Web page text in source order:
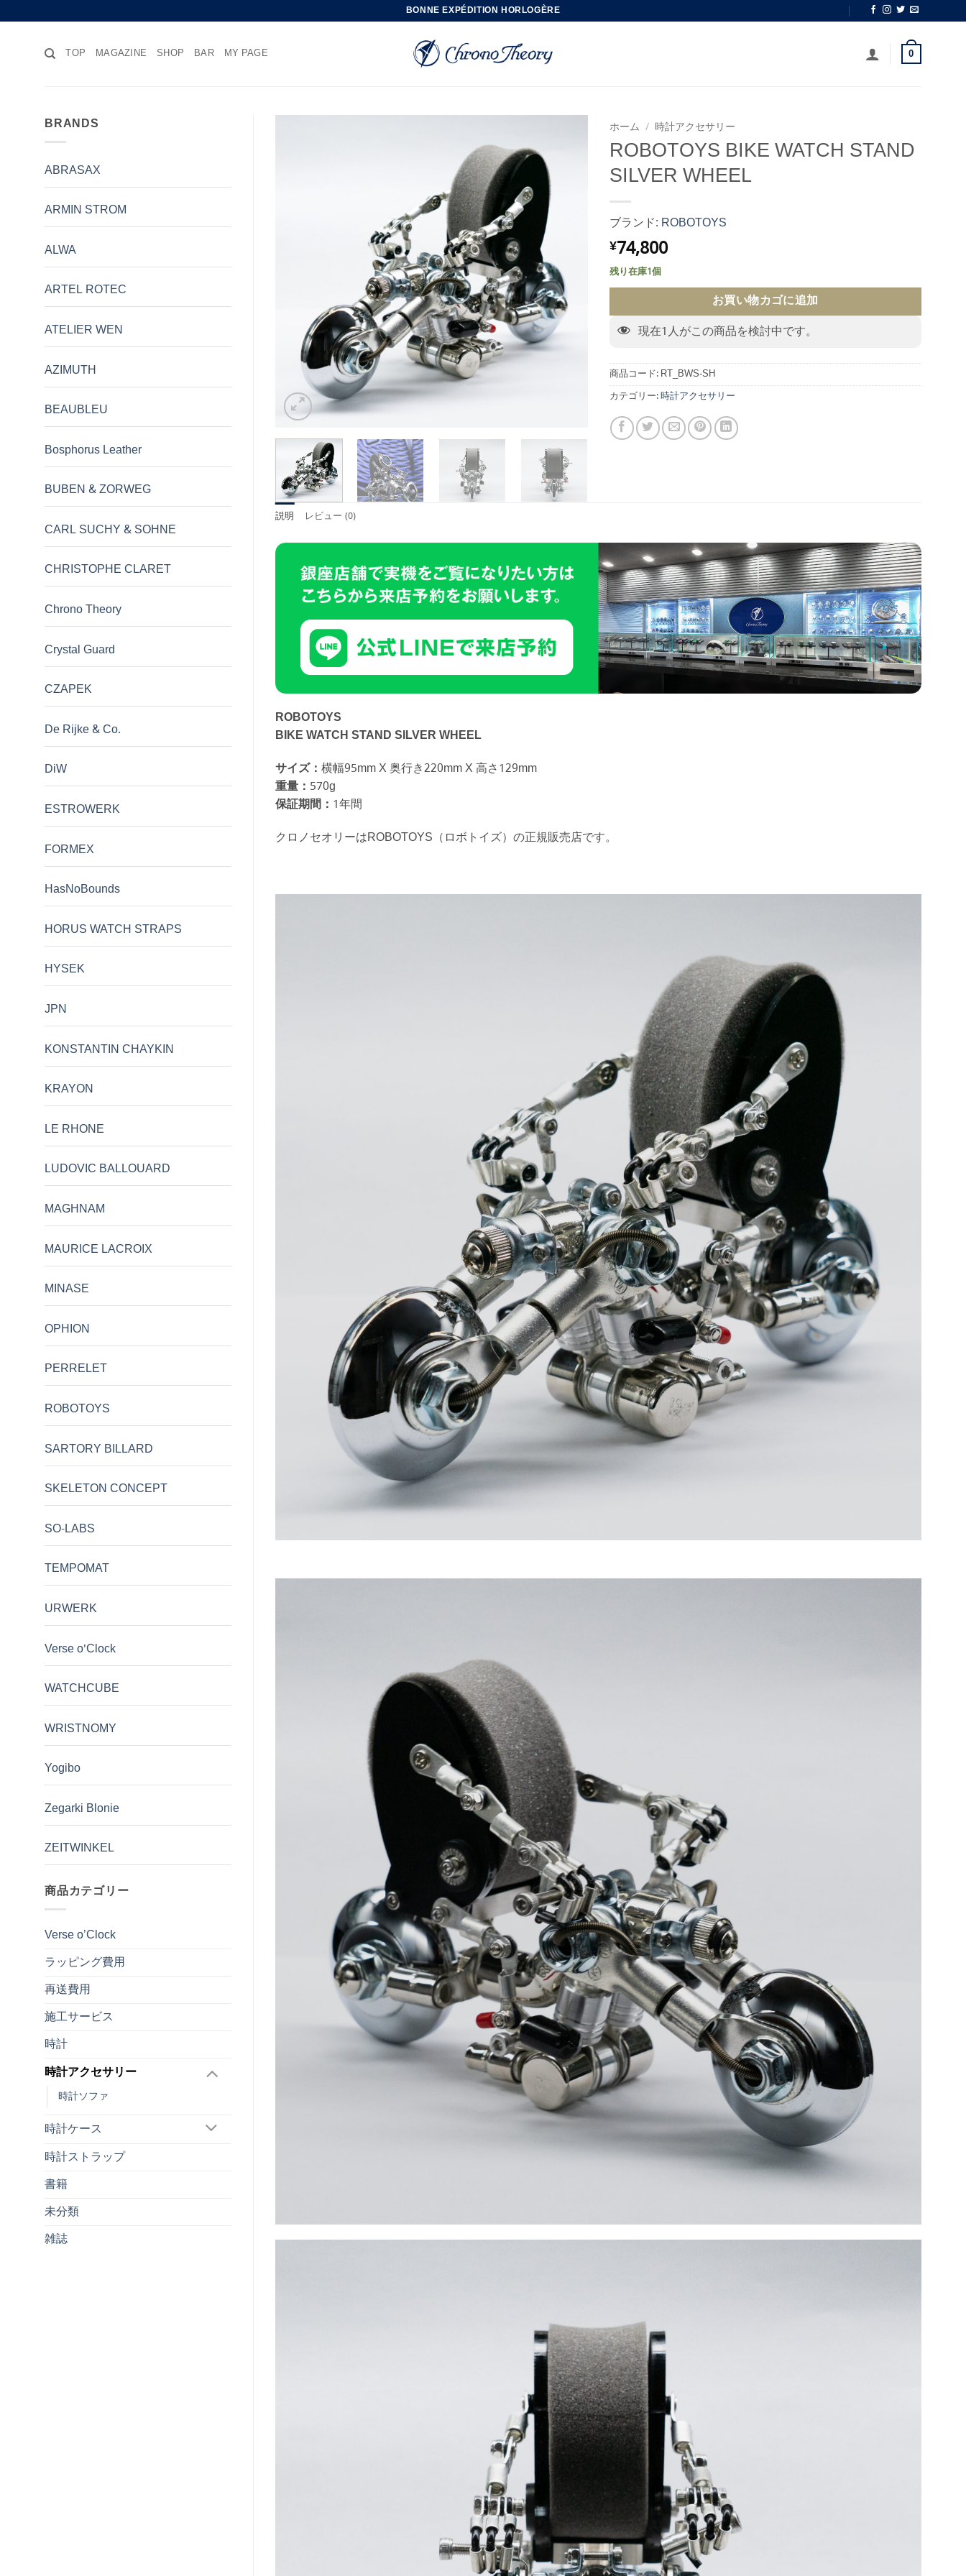
to
BONNE EXPÉDITION HORLOGÈRE
TOP MAGAZINE SHOP BAR MY PAGE 0
BRANDS
ABRASAX
ARMIN STROM
ALWA
ARTEL ROTEC
ATELIER WEN
AZIMUTH
BEAUBLEU
Bosphorus Leather
BUBEN & ZORWEG
CARL SUCHY & SOHNE
CHRISTOPHE CLARET
Chrono Theory
Crystal Guard
CZAPEK
De Rijke & Co.
DiW
ESTROWERK
FORMEX
HasNoBounds
HORUS WATCH STRAPS
HYSEK
JPN
KONSTANTIN CHAYKIN
KRAYON
LE RHONE
LUDOVIC BALLOUARD
MAGHNAM
MAURICE LACROIX
MINASE
OPHION
PERRELET
ROBOTOYS
SARTORY BILLARD
SKELETON CONCEPT
SO-LABS
TEMPOMAT
URWERK
Verse o'Clock
WATCHCUBE
WRISTNOMY
Yogibo
Zegarki Blonie
ZEITWINKEL
商品カテゴリー
Verse o’Clock
ラッピング費用
再送費用
施工サービス
時計
時計アクセサリー
時計ソファ
時計ケース
時計ストラップ
書籍
未分類
雑誌
ホーム / 時計アクセサリー
ROBOTOYS BIKE WATCH STAND
SILVER WHEEL
ブランド: ROBOTOYS
¥74,800
残り在庫1個
お買い物カゴに追加
現在1人がこの商品を検討中です。
商品コード:RT_BWS-SH
カテゴリー:時計アクセサリー
説明 レビュー (0)
ROBOTOYS
BIKE WATCH STAND SILVER WHEEL
サイズ： 横幅95mm X 奥行き220mm X 高さ129mm
重量： 570g
保証期間： 1年間
クロノセオリーはROBOTOYS（ロボトイズ）の正規販売店です。